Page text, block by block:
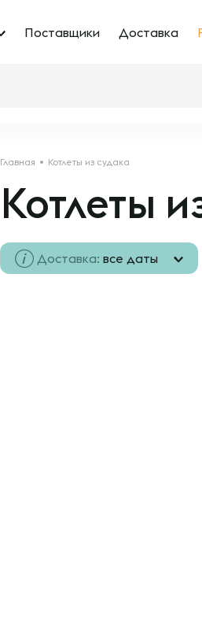
Поставщики Доставка
Главная Котлеты из судака
Котлеты
Доставка: все даты